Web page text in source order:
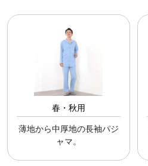
春・秋用
薄地から中厚地の長袖パジ
ャマ。